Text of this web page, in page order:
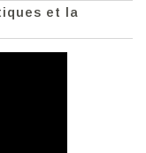
et la